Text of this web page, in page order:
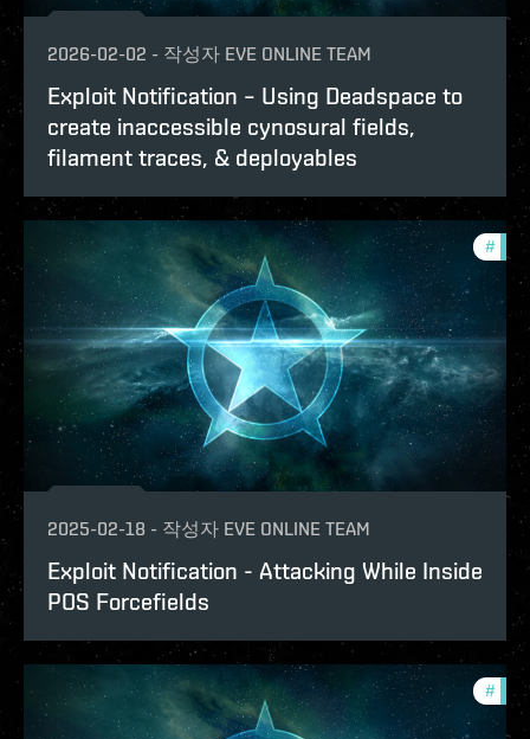
2026-02-02 - 작성자 EVE ONLINE TEAM
Exploit Notification – Using Deadspace to
create inaccessible cynosural fields,
filament traces, & deployables
#
2025-02-18 - 작성자 EVE ONLINE TEAM
Exploit Notification - Attacking While Inside
POS Forcefields
#